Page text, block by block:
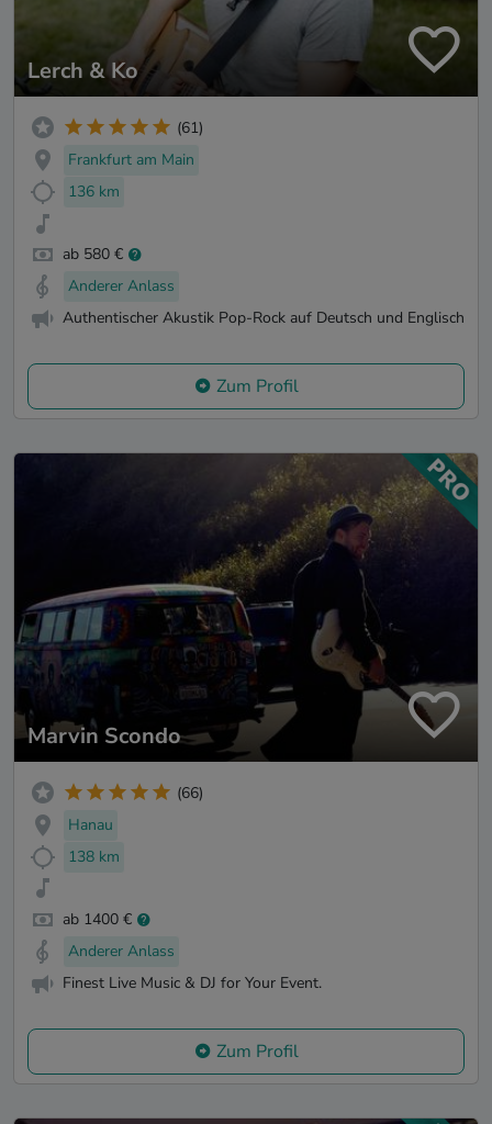
Lerch & Ko
(61)
Frankfurt am Main
136 km
ab 580 €
Anderer Anlass
Authentischer Akustik Pop-Rock auf Deutsch und Englisch
Zum Profil
Marvin Scondo
(66)
Hanau
138 km
ab 1400 €
Anderer Anlass
Finest Live Music & DJ for Your Event.
Zum Profil